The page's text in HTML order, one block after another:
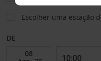
Escolher uma estação
DE